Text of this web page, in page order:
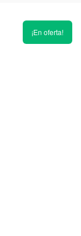
¡En oferta!